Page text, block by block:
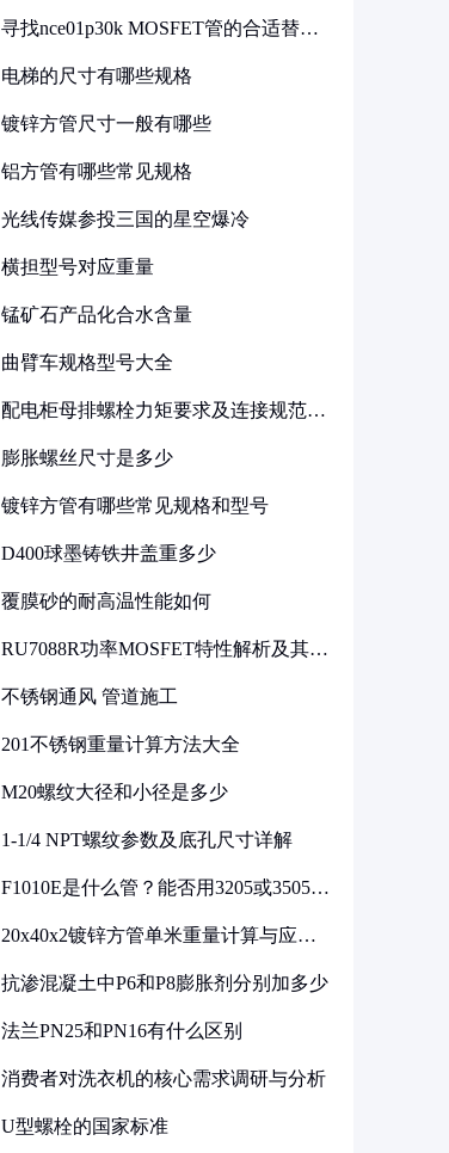
寻找nce01p30k MOSFET管的合适替代
电梯的尺寸有哪些规格
镀锌方管尺寸一般有哪些
铝方管有哪些常见规格
光线传媒参投三国的星空爆冷
横担型号对应重量
锰矿石产品化合水含量
曲臂车规格型号大全
配电柜母排螺栓力矩要求及连接规范详
膨胀螺丝尺寸是多少
镀锌方管有哪些常见规格和型号
D400球墨铸铁井盖重多少
覆膜砂的耐高温性能如何
RU7088R功率MOSFET特性解析及其在
不锈钢通风 管道施工
201不锈钢重量计算方法大全
M20螺纹大径和小径是多少
1-1/4 NPT螺纹参数及底孔尺寸详解
F1010E是什么管？能否用3205或3505代
20x40x2镀锌方管单米重量计算与应用
抗渗混凝土中P6和P8膨胀剂分别加多少
法兰PN25和PN16有什么区别
消费者对洗衣机的核心需求调研与分析
U型螺栓的国家标准